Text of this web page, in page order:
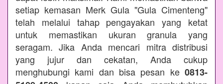
setiap kemasan Merk Gula "Gula Cimenteng"
telah melalui tahap pengayakan yang ketat
untuk memastikan ukuran granula yang
seragam. Jika Anda mencari mitra distribusi
yang jujur dan cekatan, Anda cukup
menghubungi kami dan bisa pesan ke 0813-